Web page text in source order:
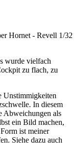
wurde vielfach
zu flach, zu
Unstimmigkeiten
In diesem
Abweichungen als
ein Bild machen,
ist meiner
Siehe dazu auch